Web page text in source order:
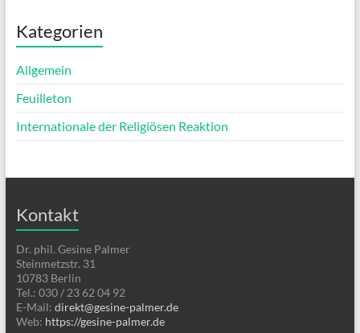
Kategorien
Allgemein
Feuilleton
Internationale der Religiösen Reaktion
Kontakt
Dr. phil. Gesine Palmer
Steinmetzstr. 31
10783 Berlin
Tel.: 030 / 23 62 04 92
E-Mail: direkt@gesine-palmer.de
Web: https://gesine-palmer.de